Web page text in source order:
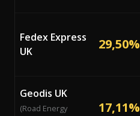
Fedex Express
UK
29,50%
Geodis UK
(Road Energy
17,11%